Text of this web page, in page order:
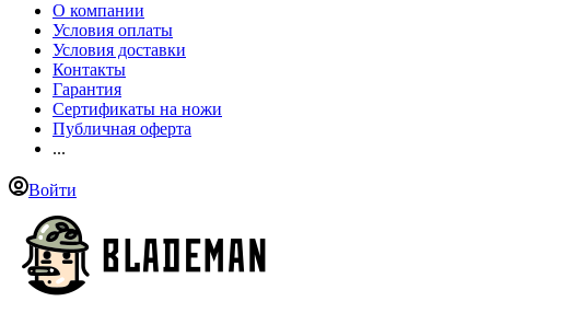
О компании
Условия оплаты
Условия доставки
Контакты
Гарантия
Сертификаты на ножи
Публичная оферта
...
Войти